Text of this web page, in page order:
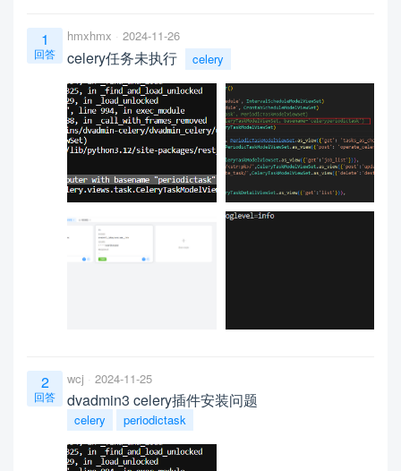
1
回答
hmxhmx 2024-11-26
celery任务未执行 celery
2
回答
wcj 2024-11-25
dvadmin3 celery插件安装问题
celery periodictask